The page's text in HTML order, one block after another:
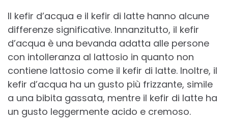
Il kefir d’acqua e il kefir di latte hanno alcune
differenze significative. Innanzitutto, il kefir
d’acqua è una bevanda adatta alle persone
con intolleranza al lattosio in quanto non
contiene lattosio come il kefir di latte. Inoltre, il
kefir d’acqua ha un gusto più frizzante, simile
a una bibita gassata, mentre il kefir di latte ha
un gusto leggermente acido e cremoso.